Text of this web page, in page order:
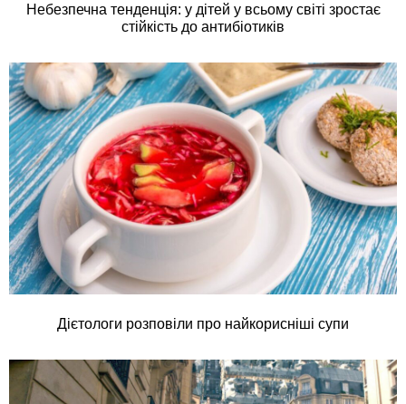
Небезпечна тенденція: у дітей у всьому світі зростає
стійкість до антибіотиків
Дієтологи розповіли про найкорисніші супи